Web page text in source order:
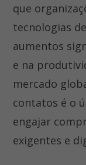
que
tecnologias
aumentos
e na
mercado
contatos é o
engajar
exigentes e